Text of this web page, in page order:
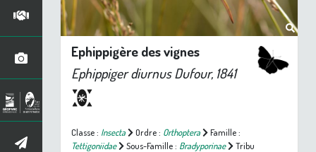
Ephippigère des vignes
Ephippiger diurnusDufour, 1841
Classe : Insecta Ordre : Orthoptera
Famille :
Tettigoniidae
Sous-Famille : Bradyporinae
Tribu